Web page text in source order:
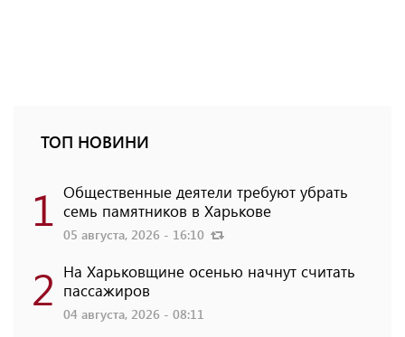
ТОП НОВИНИ
1 Общественные деятели требуют убрать
семь памятников в Харькове
05 августа, 2026 - 16:10
2 На Харьковщине осенью начнут считать
пассажиров
04 августа, 2026 - 08:11